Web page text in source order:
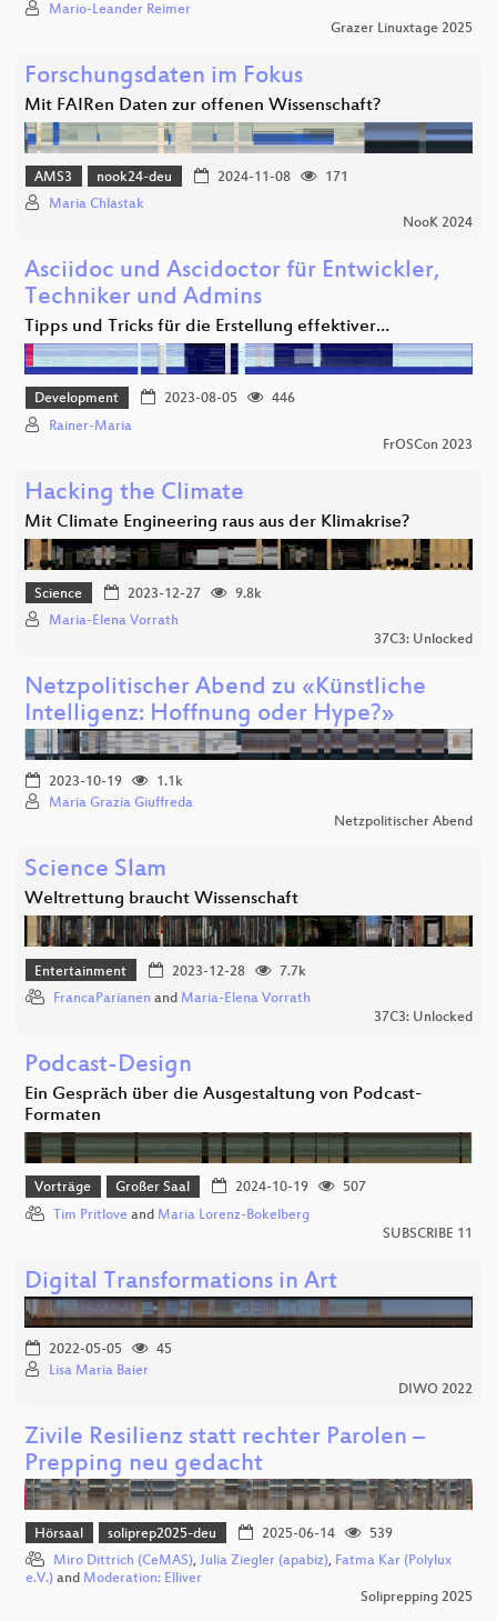
Mario-Leander Reimer
Grazer Linuxtage 2025
Forschungsdaten im Fokus
Mit FAIRen Daten zur offenen Wissenschaft?
AMS3 nook24-deu 2024-11-08
171
Maria Chlastak
NooK 2024
Asciidoc und Ascidoctor für Entwickler,
Techniker und Admins
Tipps und Tricks für die Erstellung effektiver…
Development 2023-08-05
446
Rainer-Maria
FrOSCon 2023
Hacking the Climate
Mit Climate Engineering raus aus der Klimakrise?
Science 2023-12-27
9.8k
Maria-Elena Vorrath
37C3: Unlocked
Netzpolitischer Abend zu «Künstliche
Intelligenz: Hoffnung oder Hype?»
2023-10-19
1.1k
Maria Grazia Giuffreda
Netzpolitischer Abend
Science Slam
Weltrettung braucht Wissenschaft
Entertainment 2023-12-28
7.7k
FrancaParianen and Maria-Elena Vorrath
37C3: Unlocked
Podcast-Design
Ein Gespräch über die Ausgestaltung von Podcast-
Formaten
Vorträge Großer Saal 2024-10-19
507
Tim Pritlove and Maria Lorenz-Bokelberg
SUBSCRIBE 11
Digital Transformations in Art
2022-05-05
45
Lisa Maria Baier
DIWO 2022
Zivile Resilienz statt rechter Parolen –
Prepping neu gedacht
Hörsaal soliprep2025-deu 2025-06-14
539
Miro Dittrich (CeMAS), Julia Ziegler (apabiz), Fatma Kar (Polylux
e.V.) and Moderation: Elliver
Soliprepping 2025